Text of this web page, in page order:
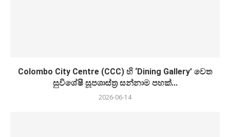
Colombo City Centre (CCC) හි ‘Dining Gallery’ වෙත
සුවිශේෂී සූපශාස්ත්‍ර සන්නාම පහක්...
2026-06-14